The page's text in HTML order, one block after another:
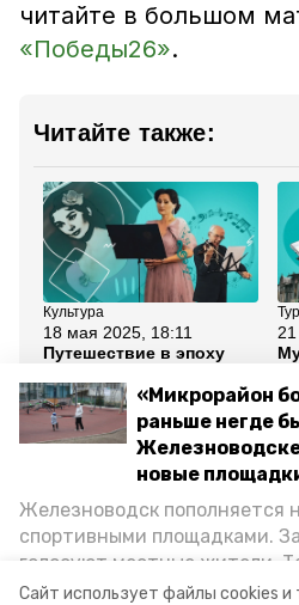
Сайт использует файлы cookies и
«Микрорайон
раньше негде
новые
Железноводск пополняется
спортивными площадками.
голосуют местные жители.
Октябрьской уже появилось
читайте в большом
«Победы26».
Читайте также:
Культура
18 мая 2025, 18:11
Путешествие в эпоху
Железноводске
отметили
Международный день
музеев